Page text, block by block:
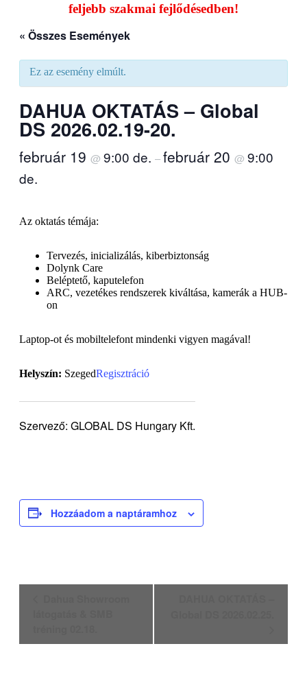
feljebb szakmai fejlődésedben!
« Összes Események
Ez az esemény elmúlt.
DAHUA OKTATÁS – Global
DS 2026.02.19-20.
február 19 @ 9:00 de. –február 20 @ 9:00
de.
Az oktatás témája:
Tervezés, inicializálás, kiberbiztonság
Dolynk Care
Beléptető, kaputelefon
ARC, vezetékes rendszerek kiváltása, kamerák a HUB-
on
Laptop-ot és mobiltelefont mindenki vigyen magával!
Helyszín: SzegedRegisztráció
Szervező: GLOBAL DS Hungary Kft.
Hozzáadom a naptáramhoz